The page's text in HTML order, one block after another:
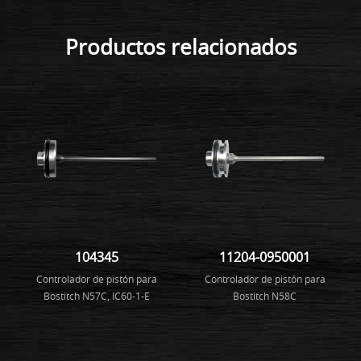
Productos relacionados
104345
Controlador de pistón para
Bostitch N57C, IC60-1-E
11204-0950001
Controlador de pistón para
Bostitch N58C